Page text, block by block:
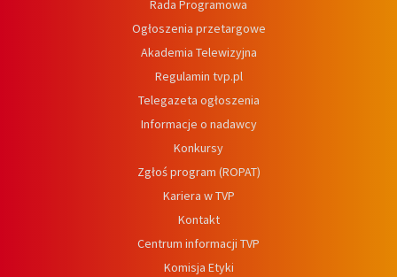
Rada Programowa
Ogłoszenia przetargowe
Akademia Telewizyjna
Regulamin tvp.pl
Telegazeta ogłoszenia
Informacje o nadawcy
Konkursy
Zgłoś program (ROPAT)
Kariera w TVP
Kontakt
Centrum informacji TVP
Komisja Etyki